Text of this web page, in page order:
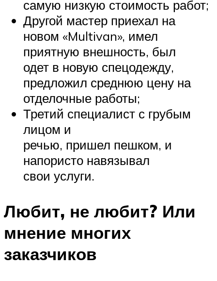
самую низкую стоимость работ;
Другой мастер приехал на
новом «Multivan», имел
приятную внешность, был
одет в новую спецодежду,
предложил среднюю цену на
отделочные работы;
Третий специалист с грубым
лицом и
речью, пришел пешком, и
напористо навязывал
свои услуги.
Любит, не любит? Или
мнение многих
заказчиков